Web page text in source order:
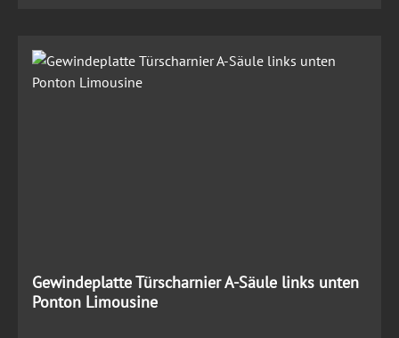
Gewindeplatte Türscharnier A-Säule links unten
Ponton Limousine